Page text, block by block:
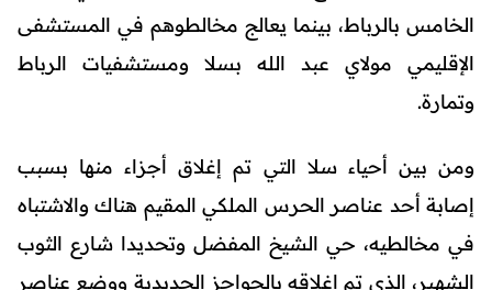
الخامس بالرباط، بينما يعالج مخالطوهم في المستشفى
الإقليمي مولاي عبد الله بسلا ومستشفيات الرباط
وتمارة.
ومن بين أحياء سلا التي تم إغلاق أجزاء منها بسبب
إصابة أحد عناصر الحرس الملكي المقيم هناك والاشتباه
في مخالطيه، حي الشيخ المفضل وتحديدا شارع الثوب
الشهير، الذي تم إغلاقه بالحواجز الحديدية ووضع عناصر